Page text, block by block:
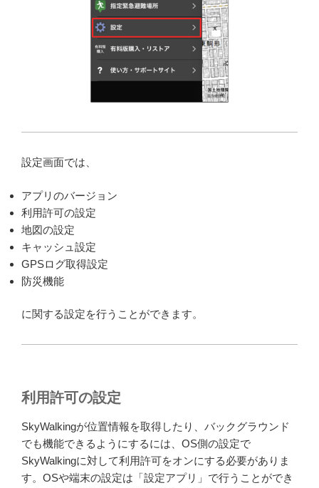
設定画面では、
アプリのバージョン
利用許可の設定
地図の設定
キャッシュ設定
GPSログ取得設定
防災機能
に関する設定を行うことができます。
利用許可の設定
SkyWalkingが位置情報を取得したり、バックグラウンド
でも機能できるようにするには、OS側の設定で
SkyWalkingに対して利用許可をオンにする必要がありま
す。OSや端末の設定は「設定アプリ」で行うことができ